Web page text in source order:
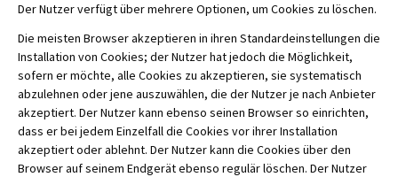
Der Nutzer verfügt über mehrere Optionen, um Cookies zu löschen.
Die meisten Browser akzeptieren in ihren Standardeinstellungen die
Installation von Cookies; der Nutzer hat jedoch die Möglichkeit,
sofern er möchte, alle Cookies zu akzeptieren, sie systematisch
abzulehnen oder jene auszuwählen, die der Nutzer je nach Anbieter
akzeptiert. Der Nutzer kann ebenso seinen Browser so einrichten,
dass er bei jedem Einzelfall die Cookies vor ihrer Installation
akzeptiert oder ablehnt. Der Nutzer kann die Cookies über den
Browser auf seinem Endgerät ebenso regulär löschen. Der Nutzer